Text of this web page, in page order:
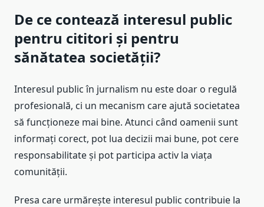
De ce contează interesul public
pentru cititori și pentru
sănătatea societății?
Interesul public în jurnalism nu este doar o regulă
profesională, ci un mecanism care ajută societatea
să funcționeze mai bine. Atunci când oamenii sunt
informați corect, pot lua decizii mai bune, pot cere
responsabilitate și pot participa activ la viața
comunității.
Presa care urmărește interesul public contribuie la